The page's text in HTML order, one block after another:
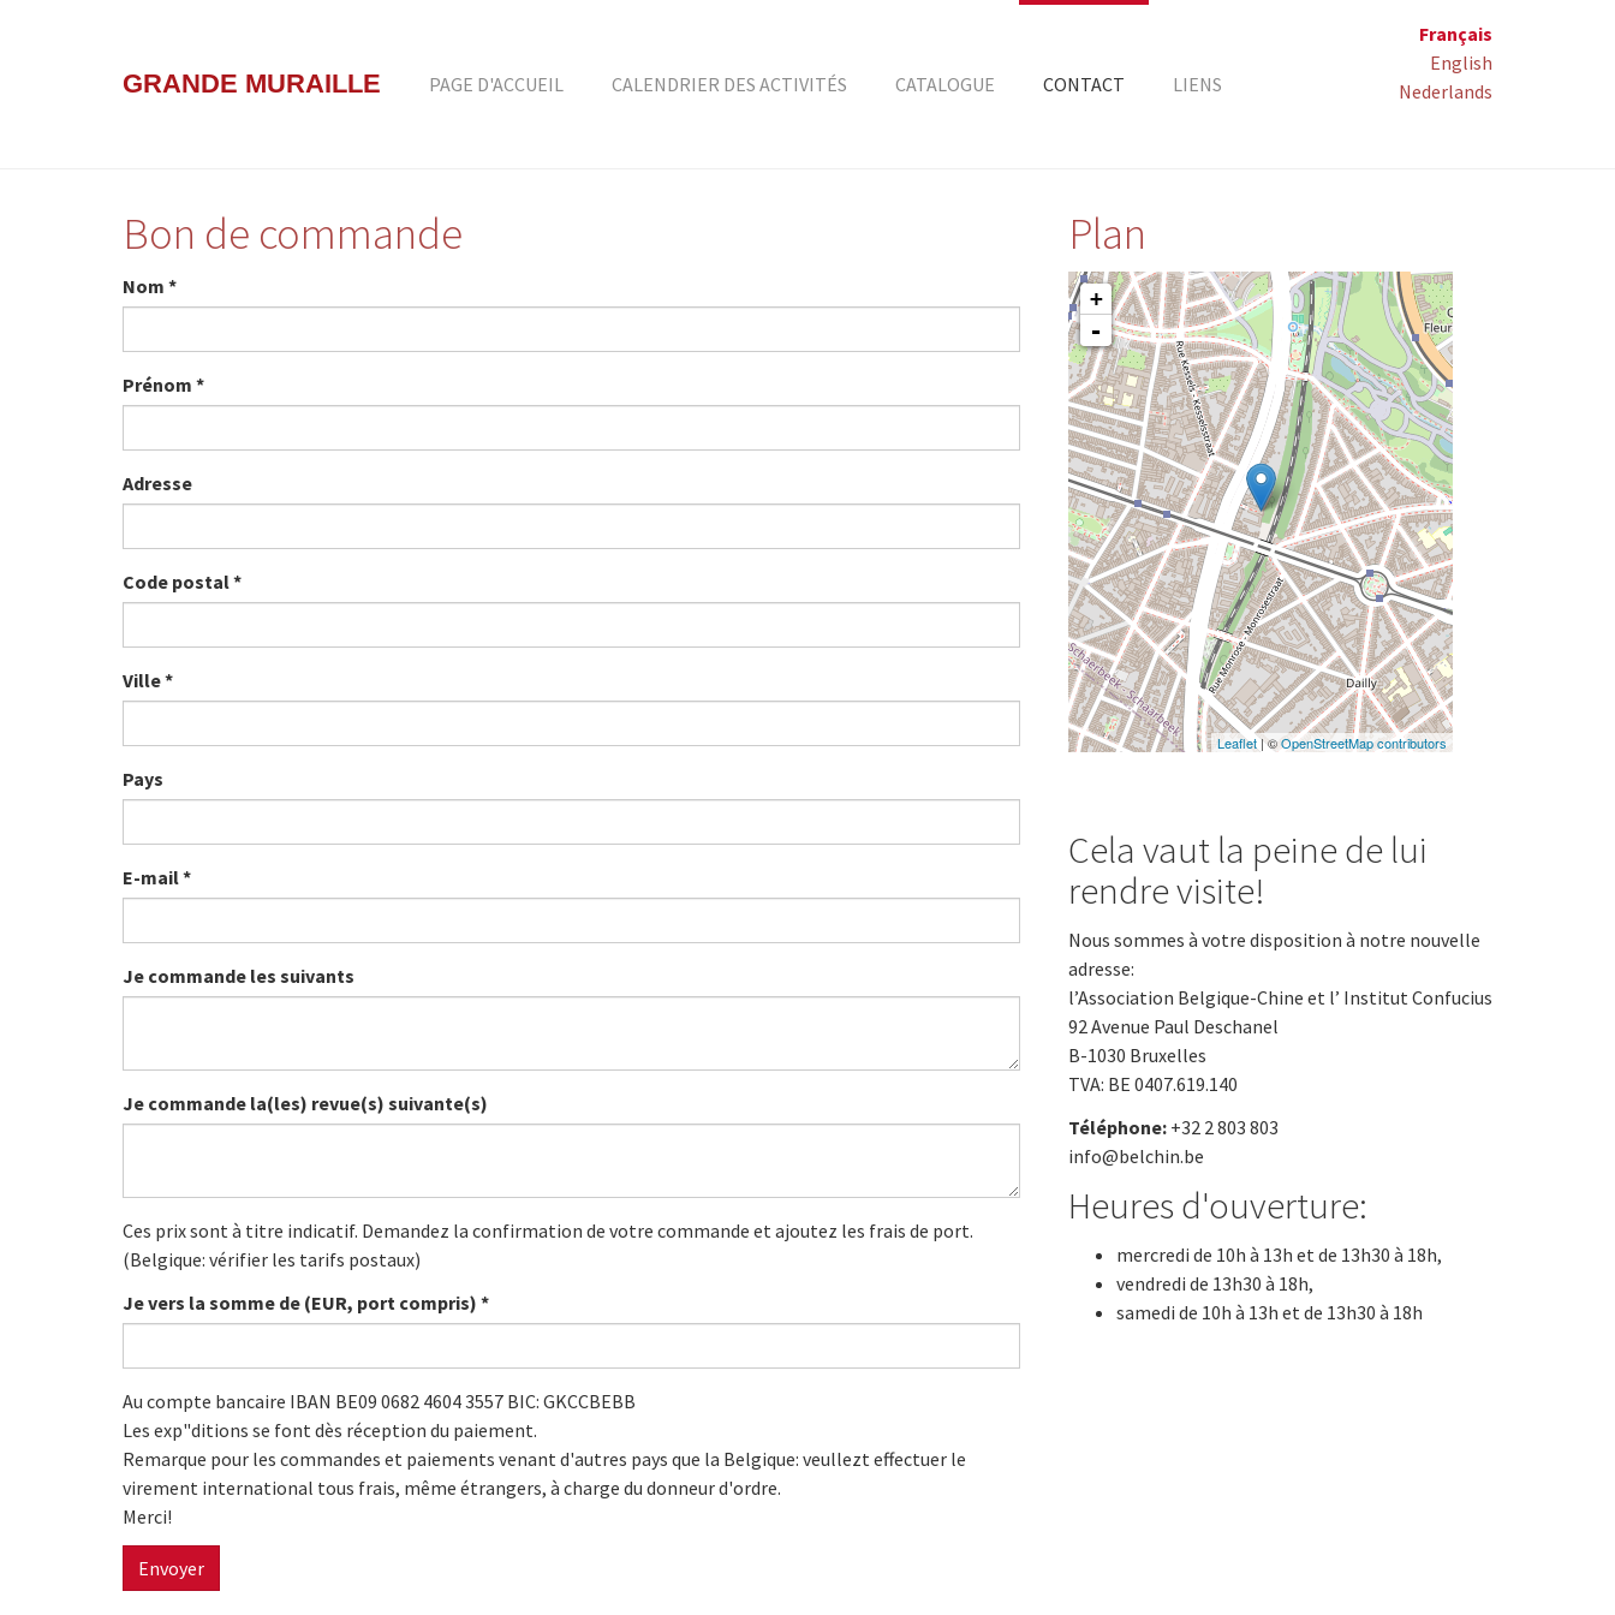
GRANDE MURAILLE PAGE D'ACCUEIL CALENDRIER DES ACTIVITÉS CATALOGUE CONTACT LIENS
Français
English
Nederlands
Bon de commande
Nom *
Prénom *
Adresse
Code postal*
Ville*
Pays
E-mail*
Je commande les suivants
Je commande la(les) revue(s) suivante(s)
Ces prix sont à titre indicatif. Demandez la confirmation de votre commande et ajoutez les frais de port.
(Belgique: vérifier les tarifs postaux)
Je vers la somme de (EUR, port compris) *
Au compte bancaire IBAN BE09 0682 4604 3557 BIC: GKCCBEBB
Les exp"ditions se font dès réception du paiement.
Remarque pour les commandes et paiements venant d'autres pays que la Belgique: veullezt effectuer le
virement international tous frais, même étrangers, à charge du donneur d'ordre.
Merci!
Envoyer
Plan
+
-
Leaflet| ©OpenStreetMap contributors
Cela vaut la peine de lui
rendre visite!
Nous sommes à votre disposition à notre nouvelle
adresse:
l’Association Belgique-Chine et l’ Institut Confucius
92 Avenue Paul Deschanel
B-1030 Bruxelles
TVA: BE 0407.619.140
Téléphone:+32 2 803 803
info@belchin.be
Heures d'ouverture:
mercredi de 10h à 13h et de 13h30 à 18h,
vendredi de 13h30 à 18h,
samedi de 10h à 13h et de 13h30 à 18h